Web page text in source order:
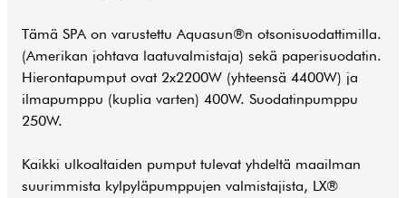
Tämä SPA on varustettu Aquasun®n otsonisuodattimilla.
(Amerikan johtava laatuvalmistaja) sekä paperisuodatin.
Hierontapumput ovat 2x2200W (yhteensä 4400W) ja
ilmapumppu (kuplia varten) 400W. Suodatinpumppu
250W.
Kaikki ulkoaltaiden pumput tulevat yhdeltä maailman
suurimmista kylpyläpumppujen valmistajista, LX®